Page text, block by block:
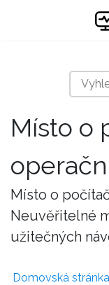
Místo o
Místo o
Neuvěřitelné
užitečných
Domovská stránka